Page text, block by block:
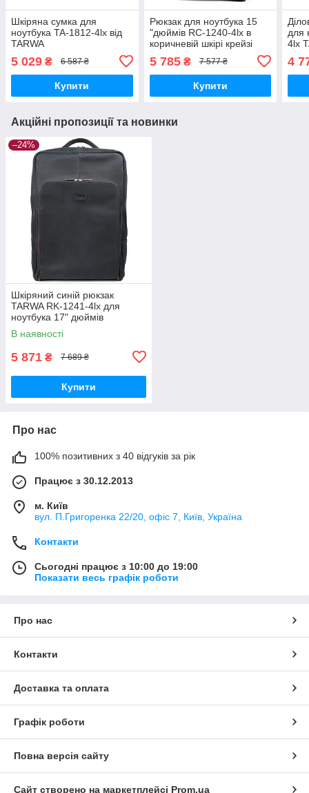
Шкіряна сумка для
ноутбука TA-1812-4lx від
TARWA
5 029 ₴ 6 587 ₴
Купити
Рюкзак для ноутбука 15
"дюймів RC-1240-4lx в
коричневій шкірі крейзі
5 785₴ 7 577 ₴
Купити
для
4lx
4
Акційні пропозиції та новинки
–24%
Шкіряний синій рюкзак
TARWA RK-1241-4lx для
ноутбука 17" дюймів
В наявності
5 871 ₴ 7 689 ₴
Купити
Про нас
100% позитивних з 40 відгуків за рік
Працює з 30.12.2013
м. Київ
вул. П.Григоренка 22/20, офіс 7, Київ, Україна
Контакти
Сьогодні працює з 10:00 до 19:00
Показати весь графік роботи
Про нас
Контакти
Доставка та оплата
Графік роботи
Повна версія сайту
Сайт створено на маркетплейсі Prom.ua